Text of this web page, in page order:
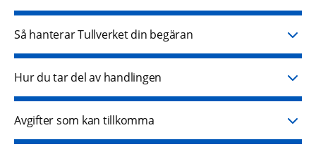
Så hanterar Tullverket din begäran
Hur du tar del av handlingen
Avgifter som kan tillkomma